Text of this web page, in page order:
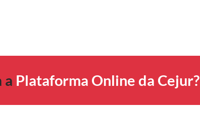
a Plataforma Online da Cejur?